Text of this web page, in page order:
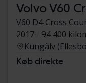
Volvo V60
V60 D4 Cross
2017
94 400
Kungälv
Køb direkte